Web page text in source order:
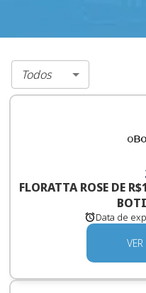
Todos
FLORATTA ROSE DE
Data de